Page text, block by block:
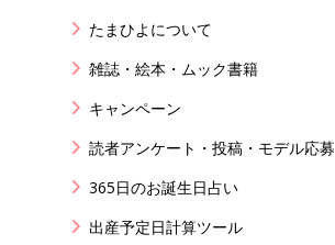
たまひよについて
雑誌・絵本・ムック書籍
キャンペーン
読者アンケート・投稿・モデル応募
365日のお誕生日占い
出産予定日計算ツール